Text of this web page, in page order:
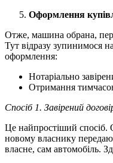
Оформлення
Отже, машина обрана,
Тут відразу зупинимося
оформлення:
Нотаріально
Отримання
Спосіб 1. Завірений
Це найпростіший спосіб.
новому власнику
власне, сам автомобіль.